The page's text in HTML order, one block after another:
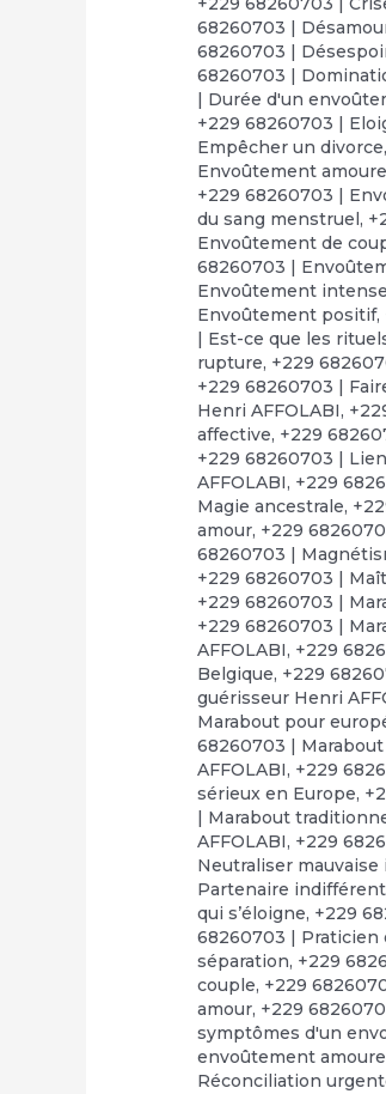
68260703 |
68260703 |
68260703 |
| Durée d'un
+229 68260703 |
Empêcher un divorce,
Envoûtement
+229 68260703 |
du sang menstruel,
Envoûtement de
68260703 |
Envoûtement intense
Envoûtement positif,
| Est-ce que les
rupture, +229
+229 68260703 |
Henri AFFOLABI,
affective, +229
+229 68260703 |
AFFOLABI, +229
Magie ancestrale,
amour, +229
68260703 |
+229 68260703 |
+229 68260703 |
+229 68260703 |
AFFOLABI, +229
Belgique, +229
guérisseur Henri
Marabout pour
68260703 |
AFFOLABI, +229
sérieux en Europe,
| Marabout
AFFOLABI, +229
Neutraliser mauvaise
Partenaire indifférent
qui s’éloigne, +229
68260703 | Praticien
séparation, +229
couple, +229
amour, +229
symptômes d'un
envoûtement
Réconciliation